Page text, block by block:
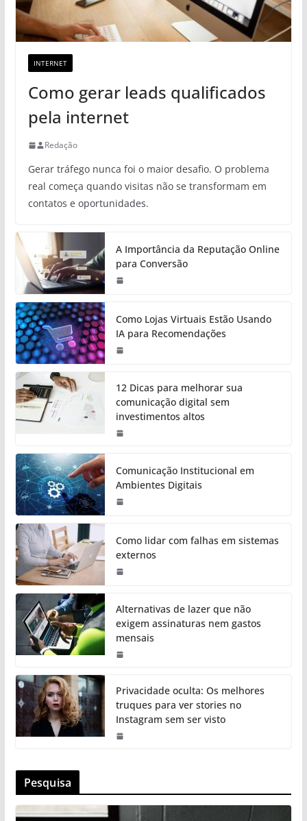
INTERNET
Como gerar leads qualificados
pela internet
Redação
Gerar tráfego nunca foi o maior desafio. O problema
real começa quando visitas não se transformam em
contatos e oportunidades.
A Importância da Reputação Online
para Conversão
Como Lojas Virtuais Estão Usando
IA para Recomendações
12 Dicas para melhorar sua
comunicação digital sem
investimentos altos
Comunicação Institucional em
Ambientes Digitais
Como lidar com falhas em sistemas
externos
Alternativas de lazer que não
exigem assinaturas nem gastos
mensais
Privacidade oculta: Os melhores
truques para ver stories no
Instagram sem ser visto
Pesquisa